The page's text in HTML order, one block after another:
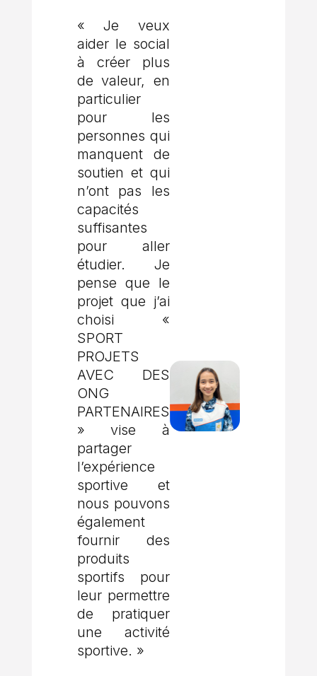
« Je veux
aider le social
à créer plus
de valeur, en
particulier
pour les
personnes qui
manquent de
soutien et qui
n’ont pas les
capacités
suffisantes
pour aller
étudier. Je
pense que le
projet que j’ai
choisi «
SPORT
PROJETS
AVEC DES
ONG
PARTENAIRES
» vise à
partager
l’expérience
sportive et
nous pouvons
également
fournir des
produits
sportifs pour
leur permettre
de pratiquer
une activité
sportive. »